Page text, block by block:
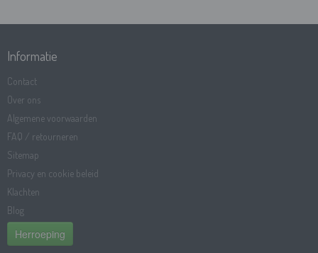
Informatie
Contact
Over ons
Algemene voorwaarden
FAQ / retourneren
Sitemap
Privacy en cookie beleid
Klachten
Blog
Herroeping